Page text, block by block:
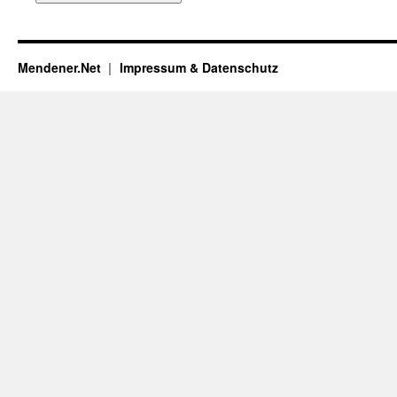
Mendener.Net Impressum & Datenschutz